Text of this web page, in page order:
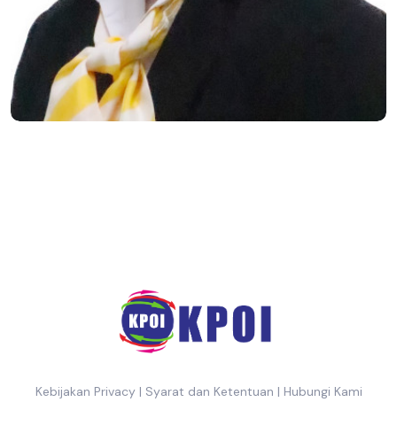
Kebijakan Privacy| Syarat dan Ketentuan | Hubungi Kami